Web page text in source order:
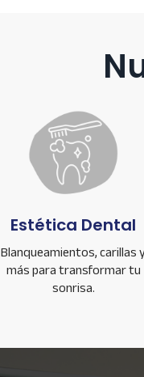
Estética Dental
Blanqueamientos, carillas
más para transformar tu
sonrisa.